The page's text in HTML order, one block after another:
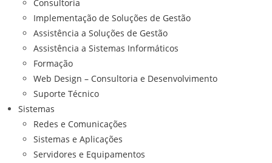
Consultoria
Implementação de Soluções de Gestão
Assistência a Soluções de Gestão
Assistência a Sistemas Informáticos
Formação
Web Design – Consultoria e Desenvolvimento
Suporte Técnico
Sistemas
Redes e Comunicações
Sistemas e Aplicações
Servidores e Equipamentos